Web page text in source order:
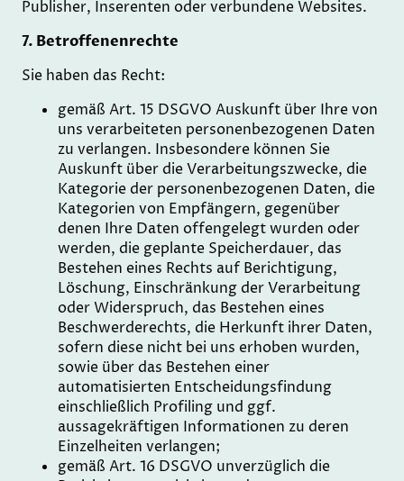
Publisher, Inserenten oder verbundene Websites.
7. Betroffenenrechte
Sie haben das Recht:
gemäß Art. 15 DSGVO Auskunft über Ihre von
uns verarbeiteten personenbezogenen Daten
zu verlangen. Insbesondere können Sie
Auskunft über die Verarbeitungszwecke, die
Kategorie der personenbezogenen Daten, die
Kategorien von Empfängern, gegenüber
denen Ihre Daten offengelegt wurden oder
werden, die geplante Speicherdauer, das
Bestehen eines Rechts auf Berichtigung,
Löschung, Einschränkung der Verarbeitung
oder Widerspruch, das Bestehen eines
Beschwerderechts, die Herkunft ihrer Daten,
sofern diese nicht bei uns erhoben wurden,
sowie über das Bestehen einer
automatisierten Entscheidungsfindung
einschließlich Profiling und ggf.
aussagekräftigen Informationen zu deren
Einzelheiten verlangen;
gemäß Art. 16 DSGVO unverzüglich die